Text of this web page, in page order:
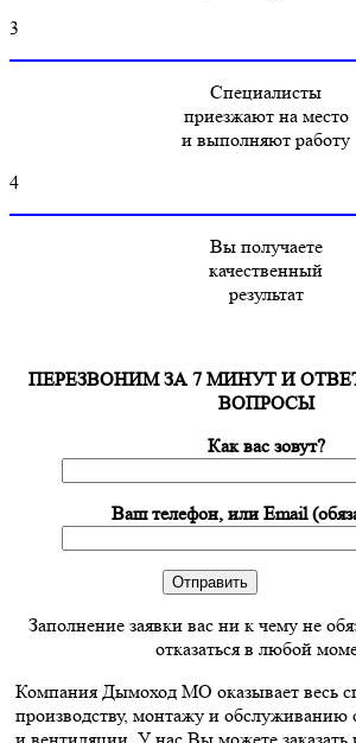
3
Специалисты
приезжают на место
и выполняют работу
4
Вы получаете
качественный
результат
ПЕРЕЗВОНИМ ЗА 7 МИНУТ И
ВОПРОСЫ
Как вас зовут?
Ваш телефон, или Email
Заполнение заявки вас ни к чему не
отказаться в любой
Компания Дымоход МО оказывает весь
производству, монтажу и обслуживанию
и вентиляции. У нас Вы можете заказать